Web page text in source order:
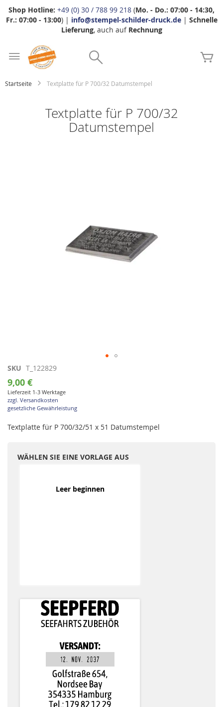
Shop Hotline: +49 (0) 30 / 788 99 218 (Mo. - Do.: 07:00 - 14:30,
Fr.: 07:00 - 13:00) | info@stempel-schilder-druck.de| Schnelle
Lieferung, auch auf Rechnung
Startseite Textplatte für P 700/32 Datumstempel
Textplatte für P 700/32
Datumstempel
Zum
Anfang
der
Bildgalerie
springen
SKU T_122829
9,00 €
Lieferzeit 1-3 Werktage
zzgl. Versandkosten
gesetzliche Gewährleistung
Textplatte für P 700/32/51 x 51 Datumstempel
WÄHLEN SIE EINE VORLAGE AUS
Leer beginnen